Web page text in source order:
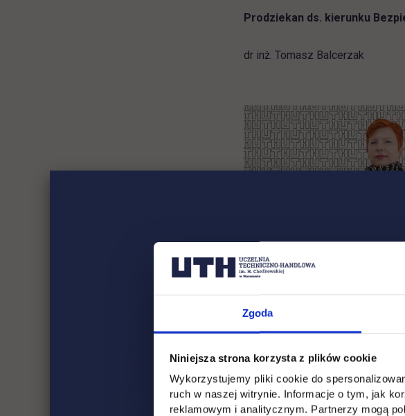
Zgoda
Niniejsza strona korzysta z plików cookie
Wykorzystujemy pliki cookie do
ruch w naszej witrynie. Informacje o tym, jak
reklamowym i analitycznym. Partnerzy mogą
Prodziekan ds. kierunku
dr inż. Tomasz Balcerzak
dr Greta Kanownik